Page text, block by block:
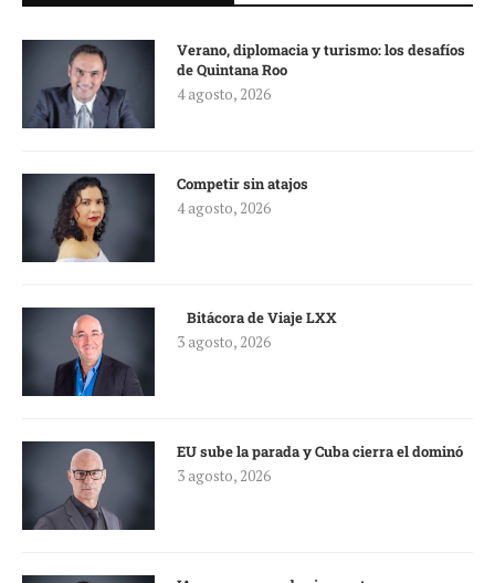
Verano, diplomacia y turismo: los desafíos
de Quintana Roo
4 agosto, 2026
Competir sin atajos
4 agosto, 2026
Bitácora de Viaje LXX
3 agosto, 2026
EU sube la parada y Cuba cierra el dominó
3 agosto, 2026